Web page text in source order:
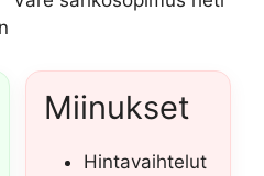
Miinukset
Hintavaihtelut